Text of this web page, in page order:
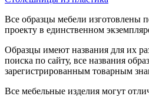
Все образцы мебели изготовлены
проекту в единственном
Образцы имеют названия для их
поиска по сайту, все названия
зарегистрированным товарным
Все мебельные изделия могут